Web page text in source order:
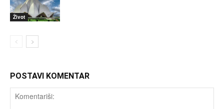
Život
POSTAVI KOMENTAR